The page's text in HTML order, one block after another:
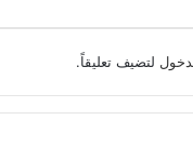
لتضيف تعليقاً.